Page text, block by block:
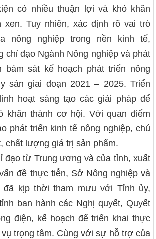
có nhiều thuận lợi và khó khăn
xen. Tuy nhiên, xác định rõ vai trò
nông nghiệp trong nền kinh tế,
chỉ đạo Ngành Nông nghiệp và phát
bám sát kế hoạch phát triển nông
sản giai đoạn 2021 – 2025. Triển
hoạt sáng tạo các giải pháp để
khăn thành cơ hội. Với quan điểm
phát triển kinh tế nông nghiệp, chú
chất lượng giá trị sản phẩm.
đạo từ Trung ương và của tỉnh, xuất
đề thực tiễn, Sở Nông nghiệp và
đã kịp thời tham mưu với Tỉnh ủy,
ban hành các Nghị quyết, Quyết
điện, kế hoạch để triển khai thực
vụ trọng tâm. Cùng với sự hỗ trợ của